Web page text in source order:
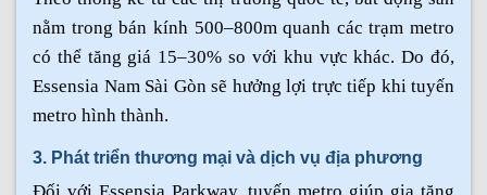
nằm trong bán kính 500–800m quanh các trạm metro
có thể tăng giá 15–30% so với khu vực khác. Do đó,
Essensia Nam Sài Gòn sẽ hưởng lợi trực tiếp khi tuyến
metro hình thành.
3. Phát triển thương mại và dịch vụ địa phương
Đối với Essensia Parkway, tuyến metro giúp gia tăng